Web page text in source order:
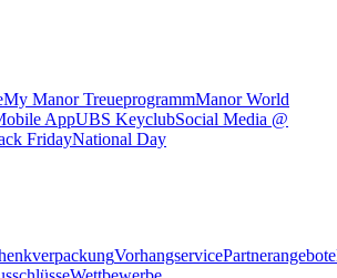
My Manor TreueprogrammManor World
AppUBS KeyclubSocial Media @
FridayNational Day
VorhangservicePartnerangebote